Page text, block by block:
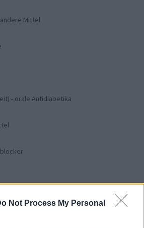
Not Process My Personal
Mittel
- orale Antidiabetika